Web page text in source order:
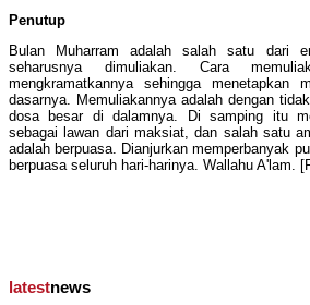
Penutup
Bulan Muharram adalah salah satu dari
seharusnya dimuliakan. Cara
mengkramatkannya sehingga menetapkan
dasarnya. Memuliakannya adalah dengan
dosa besar di dalamnya. Di samping itu
sebagai lawan dari maksiat, dan salah satu
adalah berpuasa. Dianjurkan memperbanyak
berpuasa seluruh hari-harinya. Wallahu A'lam.
latestnews